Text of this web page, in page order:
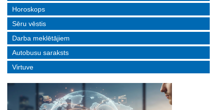
Horoskops
Sēru vēstis
Darba meklētājiem
Autobusu saraksts
Virtuve